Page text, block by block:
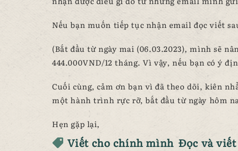
Nếu bạn muốn tiếp tục nhận email đọc viết
(Bắt đầu từ ngày mai (06.03.2023), mình sẽ
444.000VND/12 tháng. Vì vậy, nếu bạn có ý
Cuối cùng, cảm ơn bạn vì đã theo dõi, kiên
một hành trình rực rỡ, bắt đầu từ ngày hôm
Hẹn gặp lại,
Viết cho chính mình Đọc và